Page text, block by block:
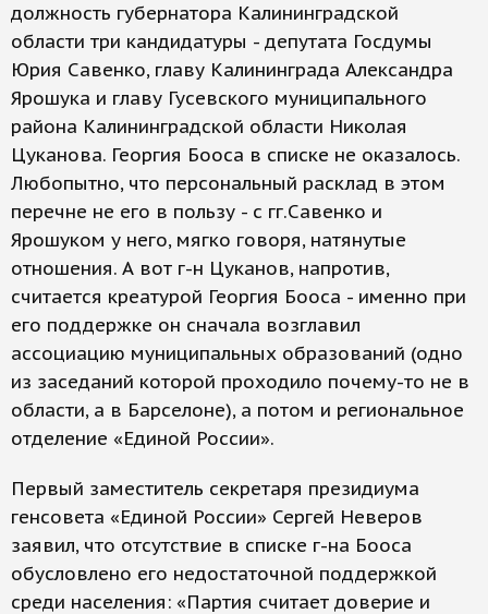
должность губернатора Калининградской
области три кандидатуры - депутата Госдумы
Юрия Савенко, главу Калининграда Александра
Ярошука и главу Гусевского муниципального
района Калининградской области Николая
Цуканова. Георгия Бооса в списке не оказалось.
Любопытно, что персональный расклад в этом
перечне не его в пользу - с гг.Савенко и
Ярошуком у него, мягко говоря, натянутые
отношения. А вот г-н Цуканов, напротив,
считается креатурой Георгия Бооса - именно при
его поддержке он сначала возглавил
ассоциацию муниципальных образований (одно
из заседаний которой проходило почему-то не в
области, а в Барселоне), а потом и региональное
отделение «Единой России».
Первый заместитель секретаря президиума
генсовета «Единой России» Сергей Неверов
заявил, что отсутствие в списке г-на Бооса
обусловлено его недостаточной поддержкой
среди населения: «Партия считает доверие и